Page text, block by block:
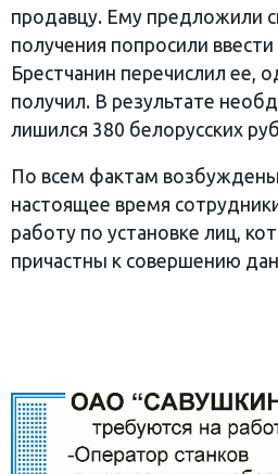
продавцу. Ему предложили
получения попросили
Брестчанин перечислил ее,
получил. В результате
лишился 380 белорусских
По всем фактам
настоящее время
работу по установке лиц,
причастны к совершению